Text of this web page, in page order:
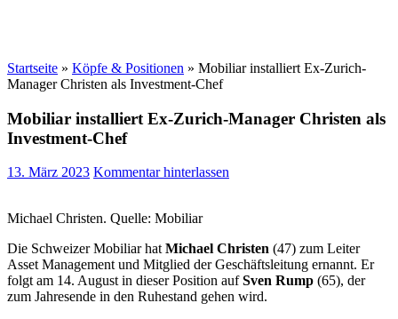
Startseite » Köpfe & Positionen » Mobiliar installiert Ex-Zurich-
Manager Christen als Investment-Chef
Mobiliar installiert Ex-Zurich-Manager Christen als
Investment-Chef
13. März 2023 Kommentar hinterlassen
Michael Christen. Quelle: Mobiliar
Die Schweizer Mobiliar hatMichael Christen (47) zum Leiter
Asset Management und Mitglied der Geschäftsleitung ernannt. Er
folgt am 14. August in dieser Position aufSven Rump (65), der
zum Jahresende in den Ruhestand gehen wird.